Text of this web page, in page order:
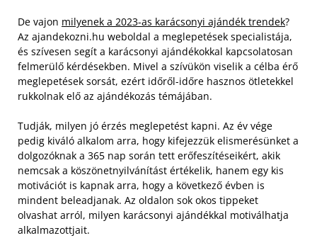
De vajon milyenek a 2023-as karácsonyi ajándék trendek?
Az ajandekozni.hu weboldal a meglepetések specialistája,
és szívesen segít a karácsonyi ajándékokkal kapcsolatosan
felmerülő kérdésekben. Mivel a szívükön viselik a célba érő
meglepetések sorsát, ezért időről-időre hasznos ötletekkel
rukkolnak elő az ajándékozás témájában.
Tudják, milyen jó érzés meglepetést kapni. Az év vége
pedig kiváló alkalom arra, hogy kifejezzük elismerésünket a
dolgozóknak a 365 nap során tett erőfeszítéseikért, akik
nemcsak a köszönetnyilvánítást értékelik, hanem egy kis
motivációt is kapnak arra, hogy a következő évben is
mindent beleadjanak. Az oldalon sok okos tippeket
olvashat arról, milyen karácsonyi ajándékkal motiválhatja
alkalmazottjait.